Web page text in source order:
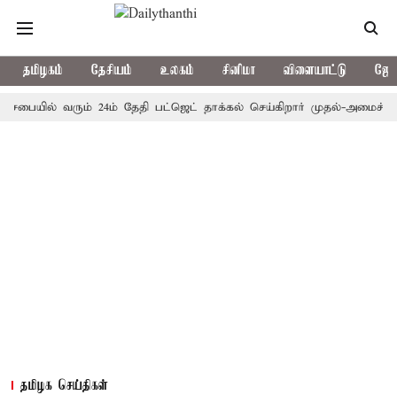
தமிழகம் தேசியம் உலகம் சினிமா விளையாட்டு
வரும் 24ம் தேதி பட்ஜெட் தாக்கல் செய்கிறார் முதல்-அமைச்சர்
தமிழக செய்திகள்